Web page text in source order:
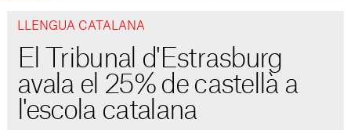
LLENGUA CATALANA
El Tribunal d'Estrasburg
avala el 25% de castellà a
l'escola catalana